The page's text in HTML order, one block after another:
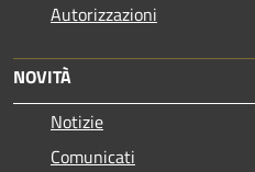
Autorizzazioni
NOVITÀ
Notizie
Comunicati